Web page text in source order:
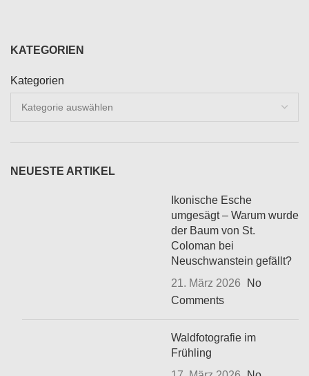
KATEGORIEN
Kategorien
NEUESTE ARTIKEL
Ikonische Esche
umgesägt – Warum wurde
der Baum von St.
Coloman bei
Neuschwanstein gefällt?
21. März 2026
No
Comments
Waldfotografie im
Frühling